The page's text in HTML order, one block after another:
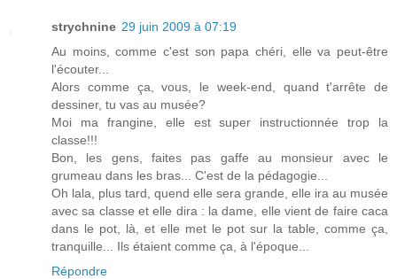
strychnine 29 juin 2009 à 07:19
Au moins, comme c'est son papa chéri, elle va peut-être
l'écouter...
Alors comme ça, vous, le week-end, quand t'arrête de
dessiner, tu vas au musée?
Moi ma frangine, elle est super instructionnée trop la
classe!!!
Bon, les gens, faites pas gaffe au monsieur avec le
grumeau dans les bras... C'est de la pédagogie...
Oh lala, plus tard, quend elle sera grande, elle ira au musée
avec sa classe et elle dira : la dame, elle vient de faire caca
dans le pot, là, et elle met le pot sur la table, comme ça,
tranquille... Ils étaient comme ça, à l'époque...
Répondre